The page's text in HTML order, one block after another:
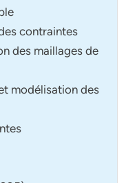
contraintes
des maillages de
modélisation des